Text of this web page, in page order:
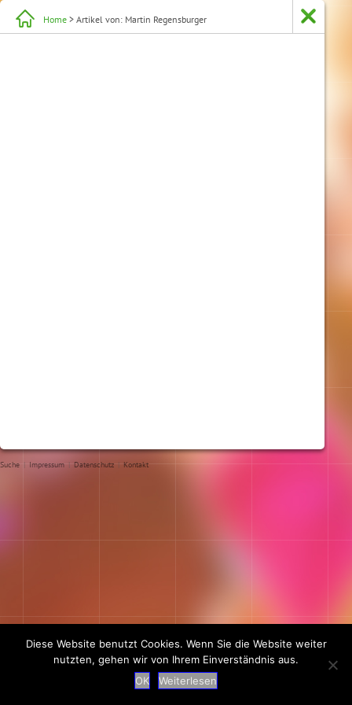
Home > Artikel von: Martin Regensburger
Suche | Impressum | Datenschutz | Kontakt
Diese Website benutzt Cookies. Wenn Sie die Website weiter
nutzten, gehen wir von Ihrem Einverständnis aus.
OK
Weiterlesen